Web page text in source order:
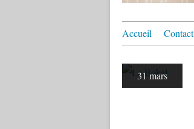
Accueil Contact
31 mars